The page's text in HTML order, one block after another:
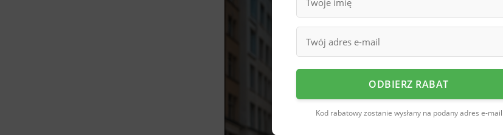
ODBIERZ RABAT
Kod rabatowy zostanie wysłany na podany adres e-mail